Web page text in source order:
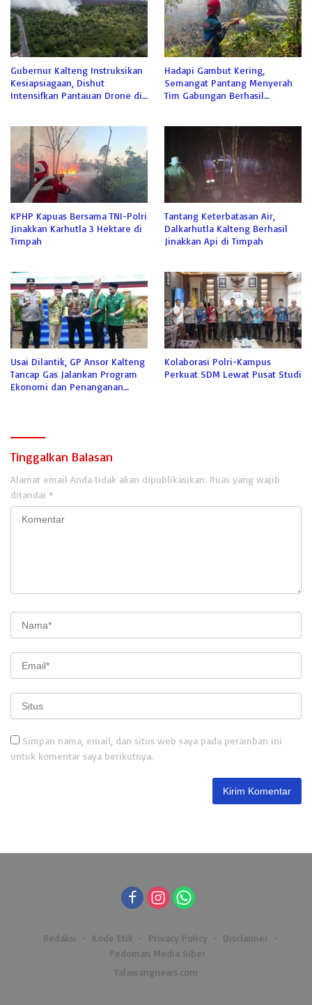
Gubernur Kalteng Instruksikan
Kesiapsiagaan, Dishut
Intensifkan Pantauan Drone di
Hadapi Gambut Kering,
Semangat Pantang Menyerah
Tim Gabungan Berhasil
KPHP Kapuas Bersama TNI-Polri
Jinakkan Karhutla 3 Hektare di
Timpah
Tantang Keterbatasan Air,
Dalkarhutla Kalteng Berhasil
Jinakkan Api di Timpah
Usai Dilantik, GP Ansor Kalteng
Tancap Gas Jalankan Program
Ekonomi dan Penanganan
Kolaborasi Polri-Kampus
Perkuat SDM Lewat Pusat Studi
Tinggalkan Balasan
Alamat email Anda tidak akan dipublikasikan. Ruas yang wajib
ditandai *
Simpan nama, email, dan situs web saya pada peramban ini
untuk komentar saya berikutnya.
Redaksi Kode Etik Privacy Policy
Disclaimer
Pedoman Media Siber
Talawangnews.com